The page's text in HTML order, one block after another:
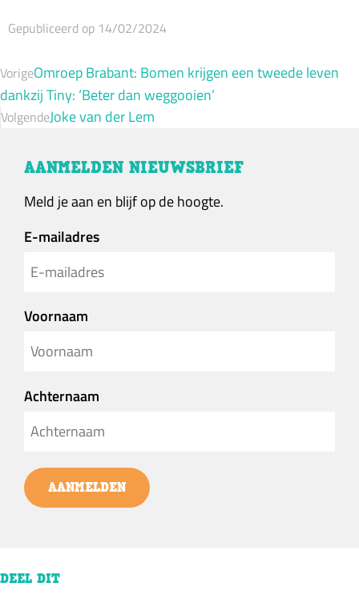
Gepubliceerd op 14/02/2024
VorigeOmroep Brabant: Bomen krijgen een tweede leven
dankzij Tiny: ‘Beter dan weggooien’
VolgendeJoke van der Lem
AANMELDEN NIEUWSBRIEF
Meld je aan en blijf op de hoogte.
E-mailadres
Voornaam
Achternaam
AANMELDEN
DEEL DIT